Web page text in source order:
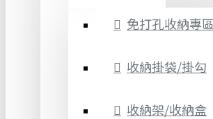
免打孔收納專區
收納掛袋/掛勾
收納架/收納盒